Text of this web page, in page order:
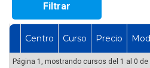
Filtrar
Centro Curso Precio
Página 1, mostrando cursos del 1 al 0 de